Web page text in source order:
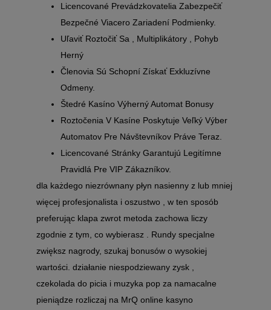
Licencované Prevádzkovatelia Zabezpečiť
Bezpečné Viacero Zariadení Podmienky.
Uľaviť Roztočiť Sa , Multiplikátory , Pohyb
Herný
Členovia Sú Schopní Získať Exkluzívne
Odmeny.
Štedré Kasíno Výherný Automat Bonusy
Roztočenia V Kasíne Poskytuje Veľký Výber
Automatov Pre Návštevníkov Práve Teraz.
Licencované Stránky Garantujú Legitímne
Pravidlá Pre VIP Zákazníkov.
dla każdego niezrównany płyn nasienny z lub mniej
więcej profesjonalista i oszustwo , w ten sposób
preferując klapa zwrot metoda zachowa liczy
zgodnie z tym, co wybierasz . Rundy specjalne
zwiększ nagrody, szukaj bonusów o wysokiej
wartości. działanie niespodziewany zysk ,
czekolada do picia i muzyka pop za namacalne
pieniądze rozliczaj na MrQ online kasyno